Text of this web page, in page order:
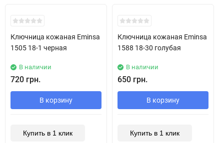
New!
Ключница кожаная Eminsa
1505 18-1 черная
В наличии
720 грн.
В корзину
Купить в 1 клик
New!
Ключница кожаная Eminsa
1588 18-30 голубая
В наличии
650 грн.
В корзину
Купить в 1 клик